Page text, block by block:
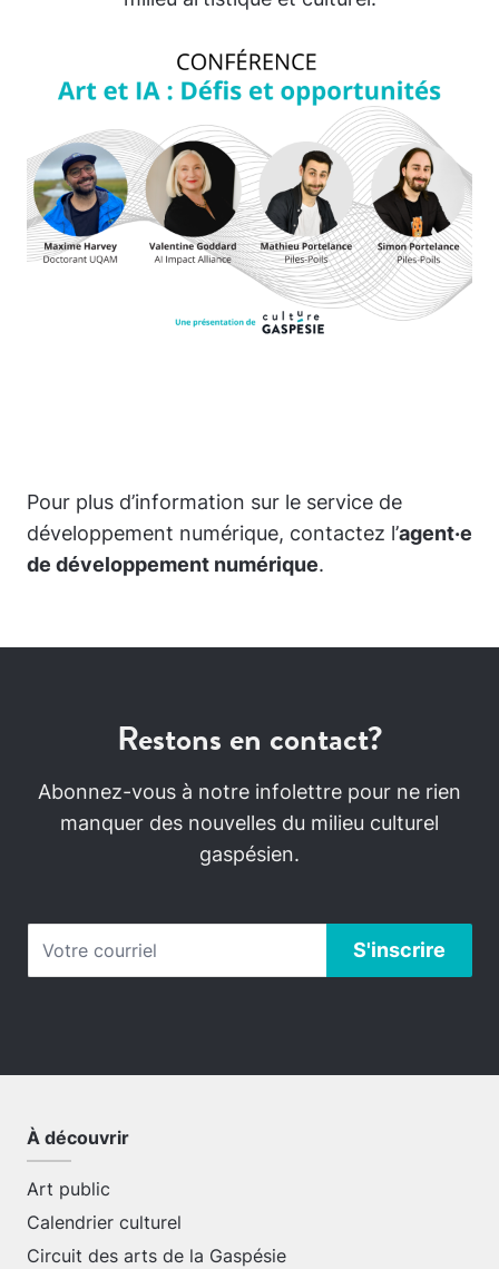
Pour plus d’information sur le service de
développement numérique, contactez l’agent·e
de développement numérique.
Restons en contact?
Abonnez-vous à notre infolettre pour ne rien
manquer des nouvelles du milieu culturel
gaspésien.
À découvrir
Art public
Calendrier culturel
Circuit des arts de la Gaspésie